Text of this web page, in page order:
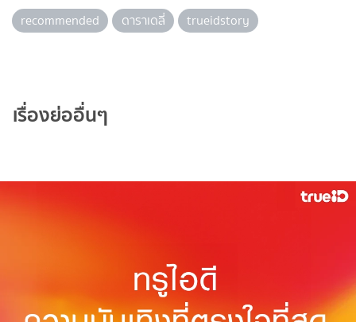
recommended
ดาราเดลี่ trueidstory
เรื่องย่ออื่นๆ